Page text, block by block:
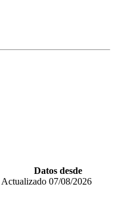
Datos desde
Actualizado 07/08/2026